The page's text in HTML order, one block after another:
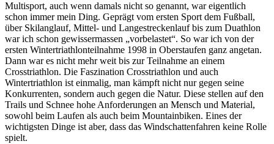
Multisport, auch wenn damals nicht so genannt, war eigentlich
schon immer mein Ding. Geprägt vom ersten Sport dem Fußball,
über Skilanglauf, Mittel- und Langestreckenlauf bis zum Duathlon
war ich schon gewissermassen „vorbelastet“. So war ich von der
ersten Wintertriathlonteilnahme 1998 in Oberstaufen ganz angetan.
Dann war es nicht mehr weit bis zur Teilnahme an einem
Crosstriathlon. Die Faszination Crosstriathlon und auch
Wintertriathlon ist einmalig, man kämpft nicht nur gegen seine
Konkurrenten, sondern auch gegen die Natur. Diese stellen auf den
Trails und Schnee hohe Anforderungen an Mensch und Material,
sowohl beim Laufen als auch beim Mountainbiken. Eines der
wichtigsten Dinge ist aber, dass das Windschattenfahren keine Rolle
spielt.